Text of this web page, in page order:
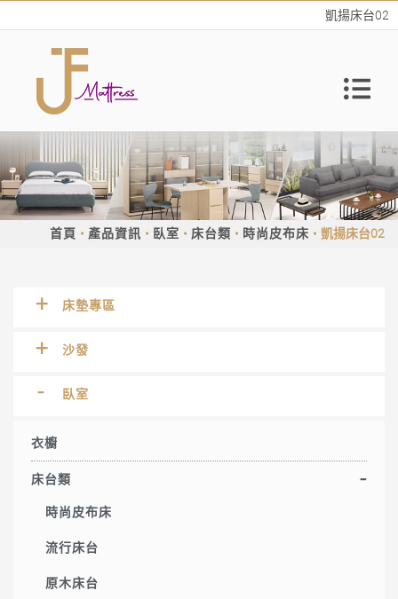
凱揚床台02
首頁 產品資訊 臥室 床台類 時尚皮布床 凱揚床台02
床墊專區
沙發
臥室
衣櫥
床台類
時尚皮布床
流行床台
原木床台